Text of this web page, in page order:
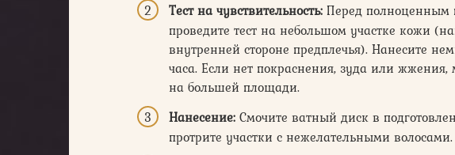
Тест на чувствительность: Перед полноценным
проведите тест на небольшом участке кожи
внутренней стороне предплечья). Нанесите
часа. Если нет покраснения, зуда или жжения,
на большей площади.
Нанесение: Смочите ватный диск в
протрите участки с нежелательными